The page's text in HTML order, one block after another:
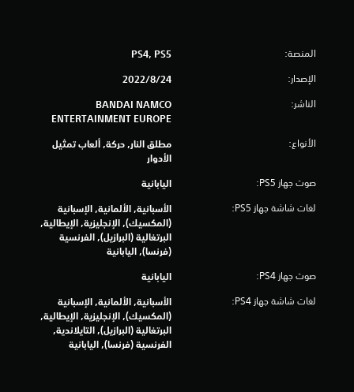
ق
ي
م
ا
المنصة: PS4, PS5
الإصدار: 24‏/8‏/2022
الناشر:
BANDAI NAMCO
ENTERTAINMENT EUROPE
الأنواع:
مطلق النار, حركة, ألعاب تمثيل
الأدوار
صوت جهاز PS5: اليابانية
لغات شاشة جهاز PS5:
الأسبانية, الألمانية, الإسبانية
(المكسيك), الإنجليزية, الإيطالية,
البرتغالية (البرازيل), الفرنسية
(فرنسا), اليابانية
صوت جهاز PS4: اليابانية
لغات شاشة جهاز PS4:
الأسبانية, الألمانية, الإسبانية
(المكسيك), الإنجليزية, الإيطالية,
البرتغالية (البرازيل), التايلاندية,
الفرنسية (فرنسا), اليابانية